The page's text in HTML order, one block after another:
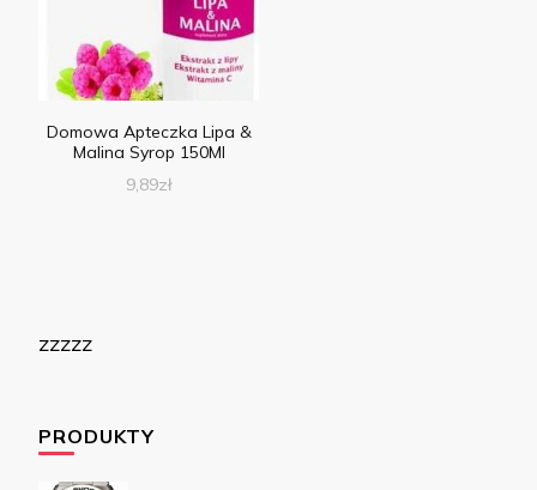
Domowa Apteczka Lipa &
Malina Syrop 150Ml
9,89zł
zzzzz
PRODUKTY